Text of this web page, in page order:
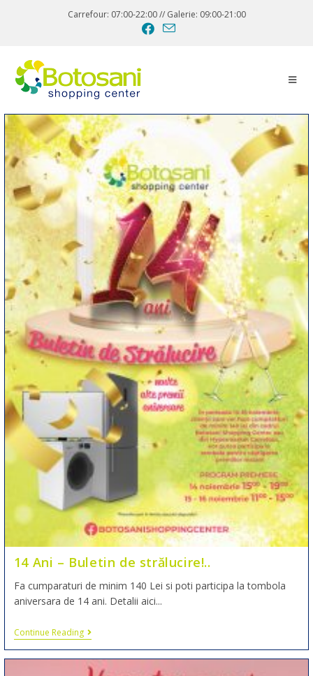
Carrefour: 07:00-22:00 // Galerie: 09:00-21:00
14 Ani – Buletin de strălucire!..
Fa cumparaturi de minim 140 Lei si poti participa la tombola
aniversara de 14 ani. Detalii aici...
Continue Reading